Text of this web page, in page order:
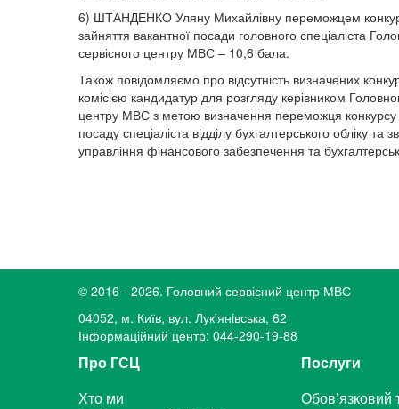
6) ШТАНДЕНКО Уляну Михайлівну переможцем
зайняття вакантної посади головного спеціаліста
сервісного центру МВС – 10,6 бала.
Також повідомляємо про відсутність визначених
комісією кандидатур для розгляду керівником
центру МВС з метою визначення переможця конкурсу
посаду спеціаліста відділу бухгалтерського обліку та
управління фінансового забезпечення та
© 2016 - 2026. Головний сервісний центр МВС
04052, м. Київ, вул. Лук'янiвська, 62
Інформаційний центр: 044-290-19-88
Про ГСЦ
Хто ми
Послуги
Обов’язковий